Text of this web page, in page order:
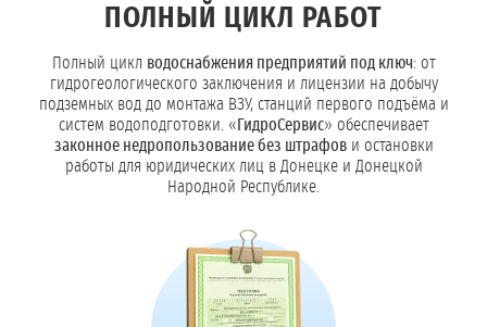
ПОЛНЫЙ ЦИКЛ РАБОТ
Полный цикл водоснабжения предприятий под ключ: от
гидрогеологического заключения и лицензии на добычу
подземных вод до монтажа ВЗУ, станций первого подъёма и
систем водоподготовки. «ГидроСервис» обеспечивает
законное недропользование без штрафови остановки
работы для юридических лиц в Донецке и Донецкой
Народной Республике.